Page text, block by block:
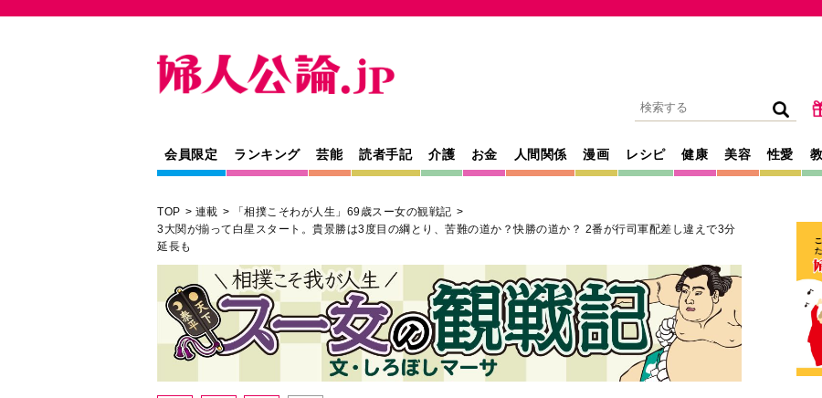
会員限定 ランキング 芸能 読者手記 介護 お金 人間関係 漫画 レシピ 健康 美容 性愛
TOP 連載
「相撲こそわが人生」69歳スー女の観戦記
3大関が揃って白星スタート。貴景勝は3度目の綱とり、苦難の道か？快勝の道か？ 2番が行司軍配差し違えで3分
延長も